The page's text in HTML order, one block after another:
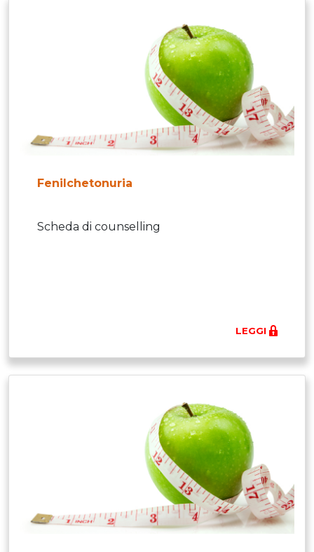
Fenilchetonuria
Scheda di counselling
LEGGI